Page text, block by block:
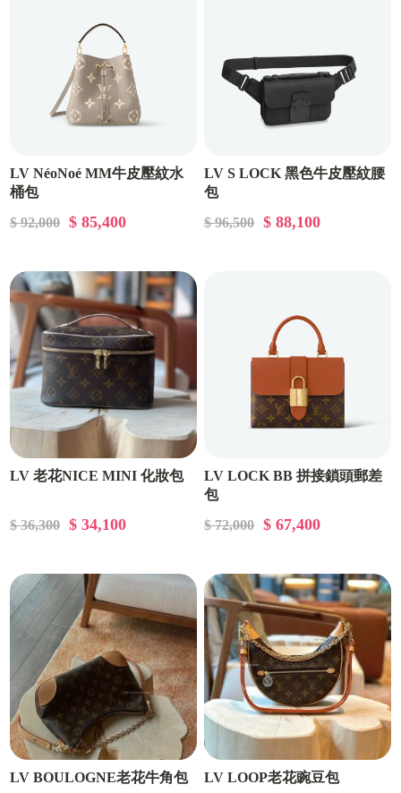
LV NéoNoé MM牛皮壓紋水
桶包
$ 92,000
$ 85,400
LV S LOCK 黑色牛皮壓紋腰
包
$ 96,500
$ 88,100
LV 老花NICE MINI 化妝包
$ 36,300 $ 34,100
LV LOCK BB 拼接鎖頭郵差
包
$ 72,000
$ 67,400
LV BOULOGNE老花牛角包 LV LOOP老花豌豆包